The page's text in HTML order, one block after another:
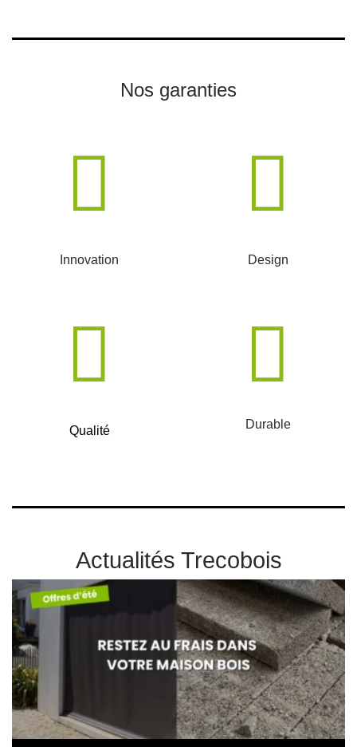
Nos garanties
Innovation Design
Qualité Durable
Actualités Trecobois